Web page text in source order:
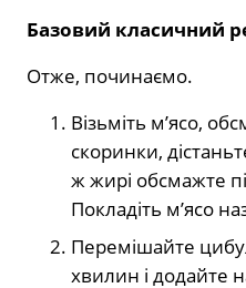
Базовий класичний
Отже, починаємо.
Візьміть м’ясо,
скоринки,
ж жирі обсмажте
Покладіть м’ясо
Перемішайте
хвилин і додайте